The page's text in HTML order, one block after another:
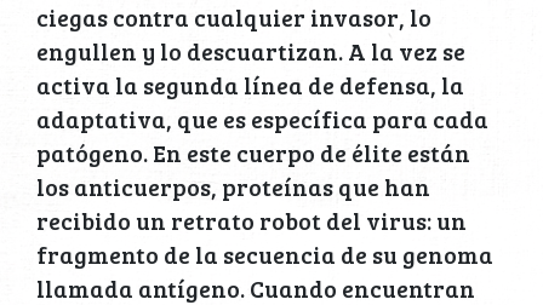
ciegas contra cualquier invasor, lo
engullen y lo descuartizan. A la vez se
activa la segunda línea de defensa, la
adaptativa, que es específica para cada
patógeno. En este cuerpo de élite están
los anticuerpos, proteínas que han
recibido un retrato robot del virus: un
fragmento de la secuencia de su genoma
llamada antígeno. Cuando encuentran